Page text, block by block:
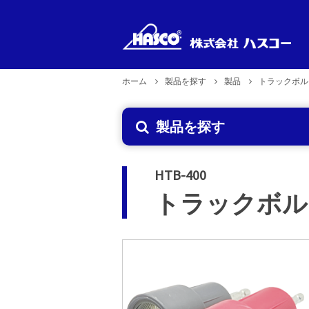
新製品
2026年6月29日更新
製品型式
製品のお取り扱い
企業理念
ホーム 製品を探す 製品 トラックボ
製品を探す
HTB-400
トラックボ